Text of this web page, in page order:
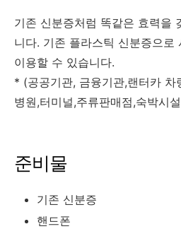
기존 신분증처럼 똑같은 효력을
니다. 기존 플라스틱 신분증으로
이용할 수 있습니다.
* (공공기관, 금융기관,랜터카 차
병원,터미널,주류판매점,숙박시
준비물
기존 신분증
핸드폰